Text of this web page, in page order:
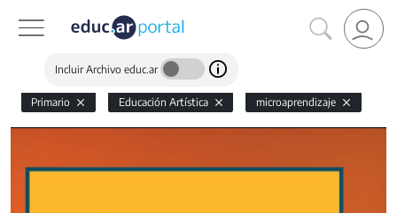
Incluir Archivo educ.ar
Primario Educación Artística microaprendizaje